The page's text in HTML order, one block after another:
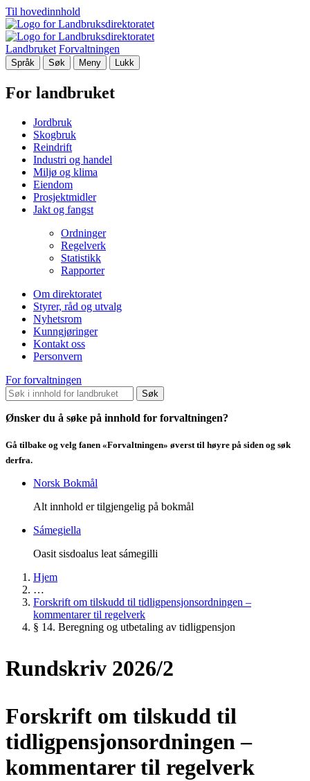
Til hovedinnhold
Landbruket Forvaltningen
Språk Søk Meny Lukk
For landbruket
Jordbruk
Skogbruk
Reindrift
Industri og handel
Miljø og klima
Eiendom
Prosjektmidler
Jakt og fangst
Ordninger
Regelverk
Statistikk
Rapporter
Om direktoratet
Styrer, råd og utvalg
Nyhetsrom
Kunngjøringer
Kontakt oss
Personvern
For forvaltningen
Søk
Ønsker du å søke på innhold for forvaltningen?
Gå tilbake og velg fanen «Forvaltningen» øverst til høyre på siden og søk
derfra.
Norsk Bokmål
Alt innhold er tilgjengelig på bokmål
Sámegiella
Oasit sisdoalus leat sámegilli
Hjem
…
Forskrift om tilskudd til tidligpensjonsordningen –
kommentarer til regelverk
§ 14. Beregning og utbetaling av tidligpensjon
Rundskriv 2026/2
Forskrift om tilskudd til
tidligpensjonsordningen –
kommentarer til regelverk